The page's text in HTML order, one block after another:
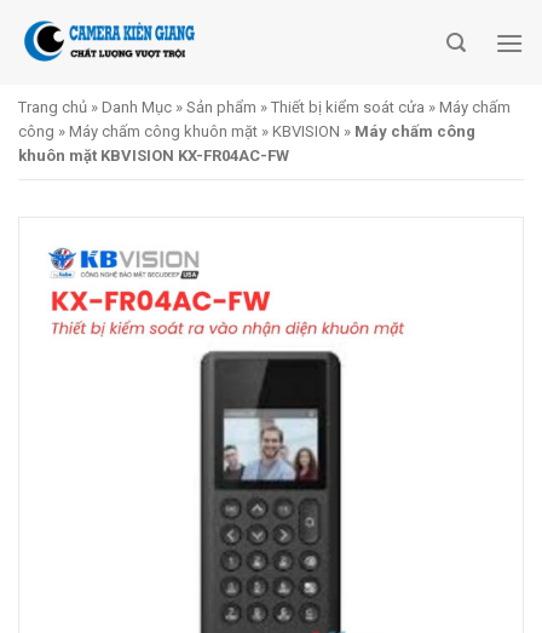
Trang chủ » Danh Mục » Sản phẩm » Thiết bị kiểm soát cửa » Máy chấm
công » Máy chấm công khuôn mặt » KBVISION » Máy chấm công
khuôn mặt KBVISION KX-FR04AC-FW